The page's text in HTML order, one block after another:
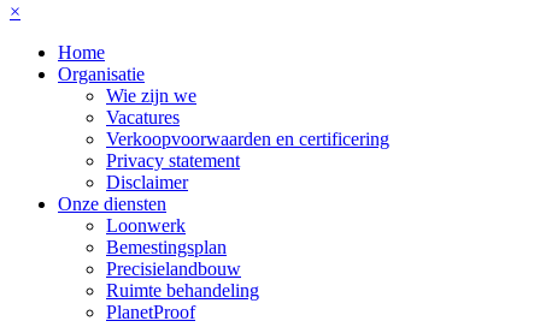
×
Home
Organisatie
Wie zijn we
Vacatures
Verkoopvoorwaarden en certificering
Privacy statement
Disclaimer
Onze diensten
Loonwerk
Bemestingsplan
Precisielandbouw
Ruimte behandeling
PlanetProof